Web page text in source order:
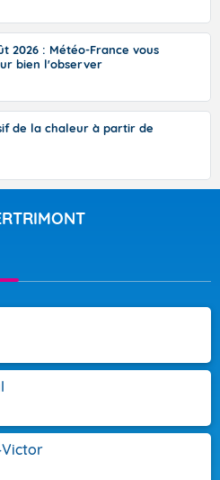
2026 : Météo-France vous
bien l'observer
de la chaleur à partir de